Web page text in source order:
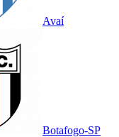
Avaí
Botafogo-SP